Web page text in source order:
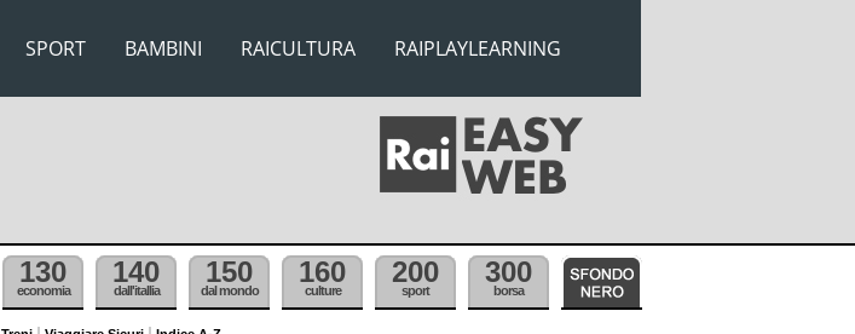
SPORT BAMBINI RAICULTURA RAIPLAYLEARNING
130
economia
140
dall'itallia
150
dal mondo
160
culture
200
sport
300
borsa